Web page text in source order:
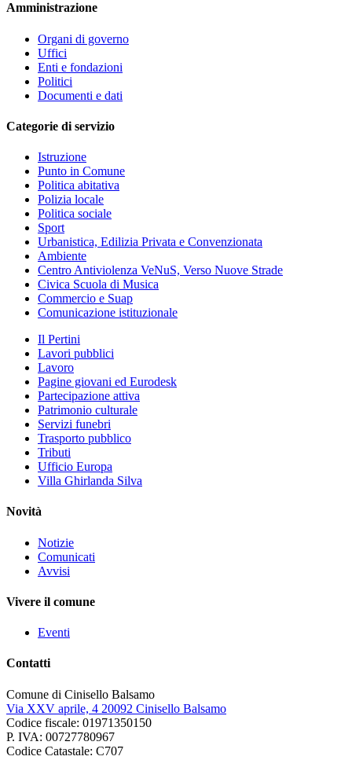
Amministrazione
Organi di governo
Uffici
Enti e fondazioni
Politici
Documenti e dati
Categorie di servizio
Istruzione
Punto in Comune
Politica abitativa
Polizia locale
Politica sociale
Sport
Urbanistica, Edilizia Privata e Convenzionata
Ambiente
Centro Antiviolenza VeNuS, Verso Nuove Strade
Civica Scuola di Musica
Commercio e Suap
Comunicazione istituzionale
Il Pertini
Lavori pubblici
Lavoro
Pagine giovani ed Eurodesk
Partecipazione attiva
Patrimonio culturale
Servizi funebri
Trasporto pubblico
Tributi
Ufficio Europa
Villa Ghirlanda Silva
Novità
Notizie
Comunicati
Avvisi
Vivere il comune
Eventi
Contatti
Comune di Cinisello Balsamo
Via XXV aprile, 4 20092 Cinisello Balsamo
Codice fiscale: 01971350150
P. IVA: 00727780967
Codice Catastale: C707